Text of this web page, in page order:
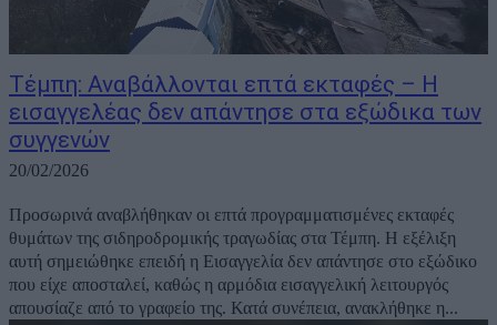
Τέμπη: Αναβάλλονται επτά εκταφές – Η
εισαγγελέας δεν απάντησε στα εξώδικα των
συγγενών
20/02/2026
Προσωρινά αναβλήθηκαν οι επτά προγραμματισμένες εκταφές
θυμάτων της σιδηροδρομικής τραγωδίας στα Τέμπη. Η εξέλιξη
αυτή σημειώθηκε επειδή η Εισαγγελία δεν απάντησε στο εξώδικο
που είχε αποσταλεί, καθώς η αρμόδια εισαγγελική λειτουργός
απουσίαζε από το γραφείο της. Κατά συνέπεια, ανακλήθηκε η...